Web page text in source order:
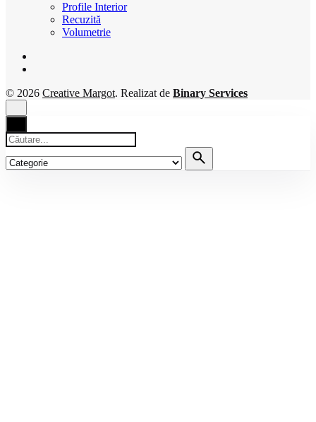
Profile Interior
Recuzită
Volumetrie
© 2026 Creative Margot. Realizat de Binary Services
Căutare
pentru